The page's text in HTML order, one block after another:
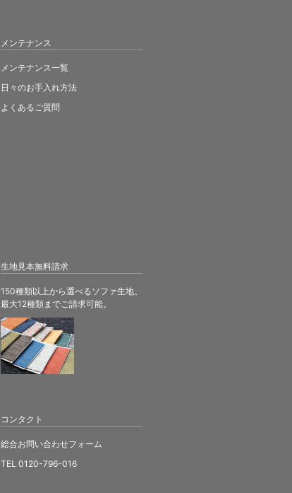
生地見本無料請求
150種類以上から選べるソファ生地。
最大12種類までご請求可能。
メンテナンス
メンテナンス一覧
日々のお手入れ方法
よくあるご質問
コンタクト
総合お問い合わせフォーム
TEL 0120-796-016